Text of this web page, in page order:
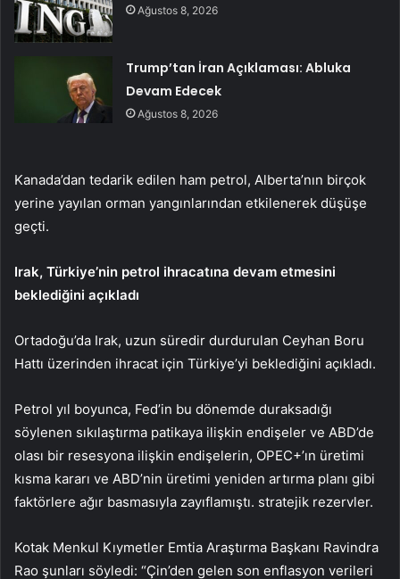
Ağustos 8, 2026
Trump’tan İran Açıklaması: Abluka
Devam Edecek
Ağustos 8, 2026
Kanada’dan tedarik edilen ham petrol, Alberta’nın birçok
yerine yayılan orman yangınlarından etkilenerek düşüşe
geçti.
Irak, Türkiye’nin petrol ihracatına devam etmesini
beklediğini açıkladı
Ortadoğu’da Irak, uzun süredir durdurulan Ceyhan Boru
Hattı üzerinden ihracat için Türkiye’yi beklediğini açıkladı.
Petrol yıl boyunca, Fed’in bu dönemde duraksadığı
söylenen sıkılaştırma patikaya ilişkin endişeler ve ABD’de
olası bir resesyona ilişkin endişelerin, OPEC+’ın üretimi
kısma kararı ve ABD’nin üretimi yeniden artırma planı gibi
faktörlere ağır basmasıyla zayıflamıştı. stratejik rezervler.
Kotak Menkul Kıymetler Emtia Araştırma Başkanı Ravindra
Rao şunları söyledi: “Çin’den gelen son enflasyon verileri